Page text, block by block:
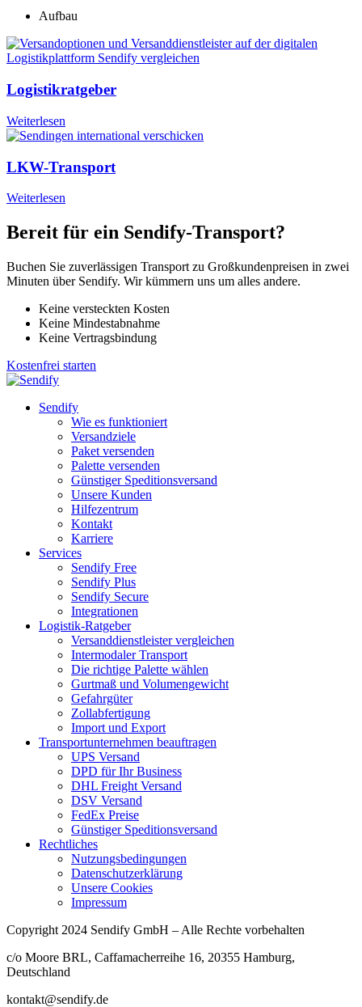
Aufbau
Logistikratgeber
Weiterlesen
LKW-Transport
Weiterlesen
Bereit für ein Sendify-Transport?
Buchen Sie zuverlässigen Transport zu Großkundenpreisen in zwei
Minuten über Sendify. Wir kümmern uns um alles andere.
Keine versteckten Kosten
Keine Mindestabnahme
Keine Vertragsbindung
Kostenfrei starten
Sendify
Wie es funktioniert
Versandziele
Paket versenden
Palette versenden
Günstiger Speditionsversand
Unsere Kunden
Hilfezentrum
Kontakt
Karriere
Services
Sendify Free
Sendify Plus
Sendify Secure
Integrationen
Logistik-Ratgeber
Versanddienstleister vergleichen
Intermodaler Transport
Die richtige Palette wählen
Gurtmaß und Volumengewicht
Gefahrgüter
Zollabfertigung
Import und Export
Transportunternehmen beauftragen
UPS Versand
DPD für Ihr Business
DHL Freight Versand
DSV Versand
FedEx Preise
Günstiger Speditionsversand
Rechtliches
Nutzungsbedingungen
Datenschutzerklärung
Unsere Cookies
Impressum
Copyright 2024 Sendify GmbH – Alle Rechte vorbehalten
c/o Moore BRL, Caffamacherreihe 16, 20355 Hamburg,
Deutschland
kontakt@sendify.de